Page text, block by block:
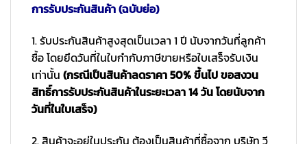
การรับประกันสินค้า (ฉบับย่อ)
1. รับประกันสินค้าสูงสุดเป็นเวลา 1 ปี นับจากวันที่ลูกค้า
ซื้อ โดยยึดวันที่ในใบกำกับภาษีขายหรือใบเสร็จรับเงิน
เท่านั้น (กรณีเป็นสินค้าลดราคา 50% ขึ้นไป ขอสงวน
สิทธิ์การรับประกันสินค้าในระยะเวลา 14 วัน โดยนับจาก
วันที่ในใบเสร็จ)
2. สินค้าจะอยู่ในประกัน ต้องเป็นสินค้าที่ซื้อจาก บริษัท วี